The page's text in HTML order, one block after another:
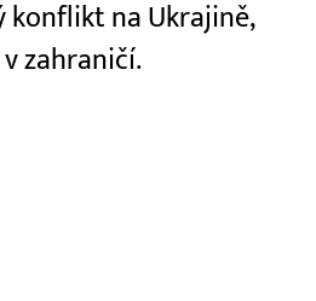
konflikt na Ukrajině,
zahraničí.